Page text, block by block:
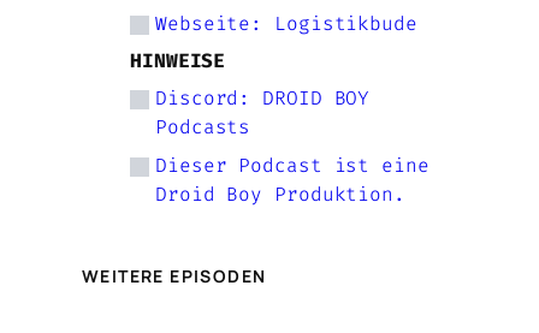
Webseite: Logistikbude
HINWEISE
Discord: DROID BOY
Podcasts
Dieser Podcast ist eine
Droid Boy Produktion.
WEITERE EPISODEN